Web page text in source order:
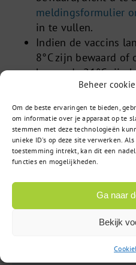
Beheer
Om de beste ervaringen te bieden,
om informatie over je apparaat op te
stemmen met deze technologieën
unieke ID's op deze site verwerken.
toestemming intrekt, kan dit een
functies en mogelijkheden.
Ga naar
Bekijk
meldingsformulier
in te vullen.
Indien de vaccins
8°C zijn bewaard
boven de 21°C zijn
meldingsformulier
in te vullen. Er
met u opgenomen
komen.
Voorbereiden
Achtergrond Nationaal
Pneumokokkenvaccinatie
Overeenkomsten en